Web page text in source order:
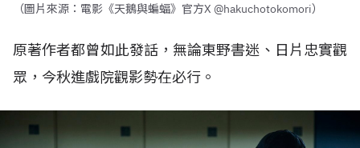
（圖片來源：電影《天鵝與蝙蝠》官方X @hakuchotokomori）
原著作者都曾如此發話，無論東野書迷、日片忠實觀
眾，今秋進戲院觀影勢在必行。